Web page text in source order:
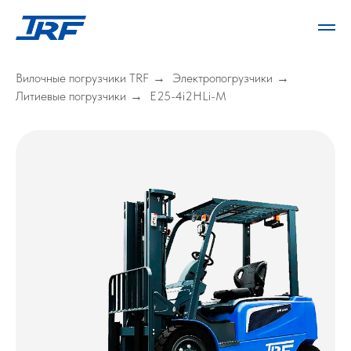
Вилочные погрузчики TRF → Электропогрузчики →
Литиевые погрузчики → E25-4i2HLi-M